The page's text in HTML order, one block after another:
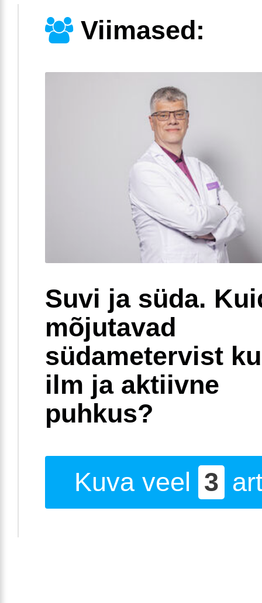
Viimased:
Suvi ja süda.
mõjutavad
südametervist
ilm ja aktiivne
puhkus?
Kuva veel 3